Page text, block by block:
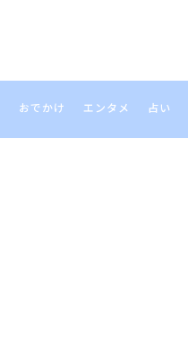
おでかけ エンタメ 占い